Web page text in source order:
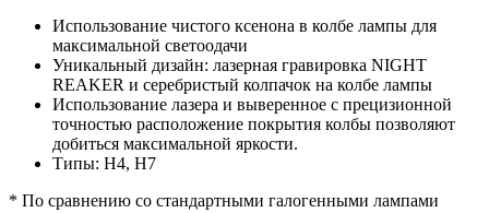
Использование чистого ксенона в колбе лампы для
максимальной светоодачи
Уникальный дизайн: лазерная гравировка NIGHT
REAKER и серебристый колпачок на колбе лампы
Использование лазера и выверенное с прецизионной
точностью расположение покрытия колбы позволяют
добиться максимальной яркости.
Типы: H4, H7
* По сравнению со стандартными галогенными лампами